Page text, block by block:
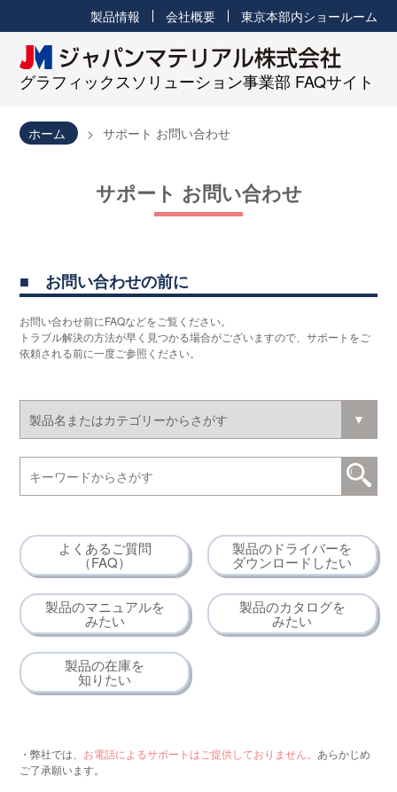
グラフィックスソリューション事業部 FAQサイト
製品情報 会社概要 東京本部内ショールーム
ホーム サポート お問い合わせ
サポート お問い合わせ
お問い合わせの前に
お問い合わせ前にFAQなどをご覧ください。
トラブル解決の方法が早く見つかる場合がございますので、サポートをご
依頼される前に一度ご参照ください。
よくあるご質問
（FAQ）
製品のドライバーを
ダウンロードしたい
製品のマニュアルを
みたい
製品のカタログを
みたい
製品の在庫を
知りたい
・弊社では、 お電話によるサポートはご提供しておりません。 あらかじめ
ご了承願います。